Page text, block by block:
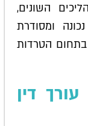
השונים,
ומסודרת
הטרדות
דין